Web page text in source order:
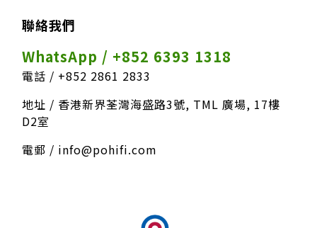
聯絡我們
WhatsApp / +852 6393 1318
電話 / +852 2861 2833
地址 / 香港新界荃灣海盛路3號, TML 廣場, 17樓
D2室
電郵 / info@pohifi.com